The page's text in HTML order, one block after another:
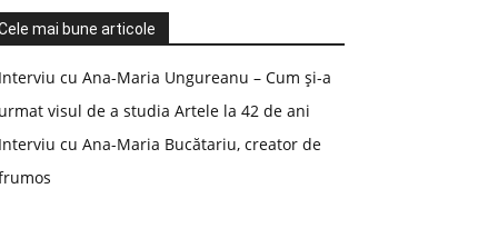
mai bune articole
cu Ana-Maria Ungureanu – Cum și-a
visul de a studia Artele la 42 de ani
cu Ana-Maria Bucătariu, creator de